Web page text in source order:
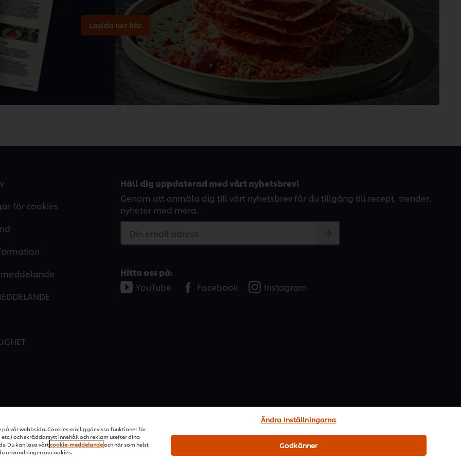
betyg.
Ladda ner här
för cookies
Håll dig uppdaterad med vårt nyhetsbrev!
Genom att anmäla dig till vårt nyhetsbrev får du tillgång till recept, trender,
nyheter med mera.
Din email adress
Hitta oss på:
YouTube
Facebook Instagram
vår webbsida. Cookies möjliggör vissa funktioner för
och skräddarsytt innehåll och reklam utefter dina
Du kan läsa vårtcookie-meddelandeoch när som helst
användningen av cookies.
Ändra Inställningarna
Godkänner